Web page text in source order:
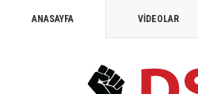
ANASAYFA VİDEOLAR